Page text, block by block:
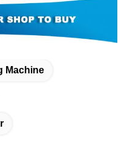
Machine